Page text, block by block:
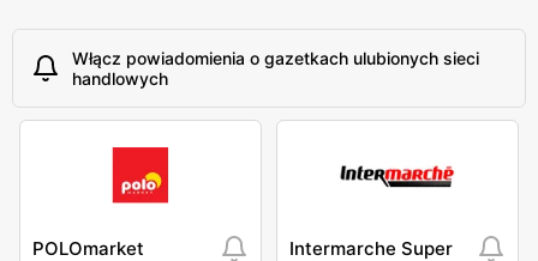
Włącz powiadomienia o gazetkach ulubionych sieci
handlowych
POLOmarket Intermarche Super